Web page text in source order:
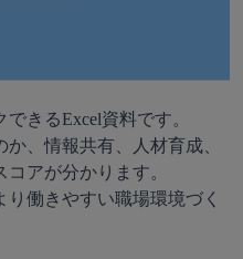
きるExcel資料です。
、情報共有、人材育成、
アが分かります。
働きやすい職場環境づく